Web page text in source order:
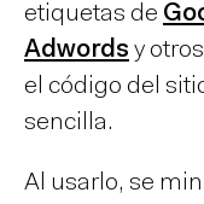
etiquetas de
Adwords y
el código del
sencilla.
Al usarlo, se